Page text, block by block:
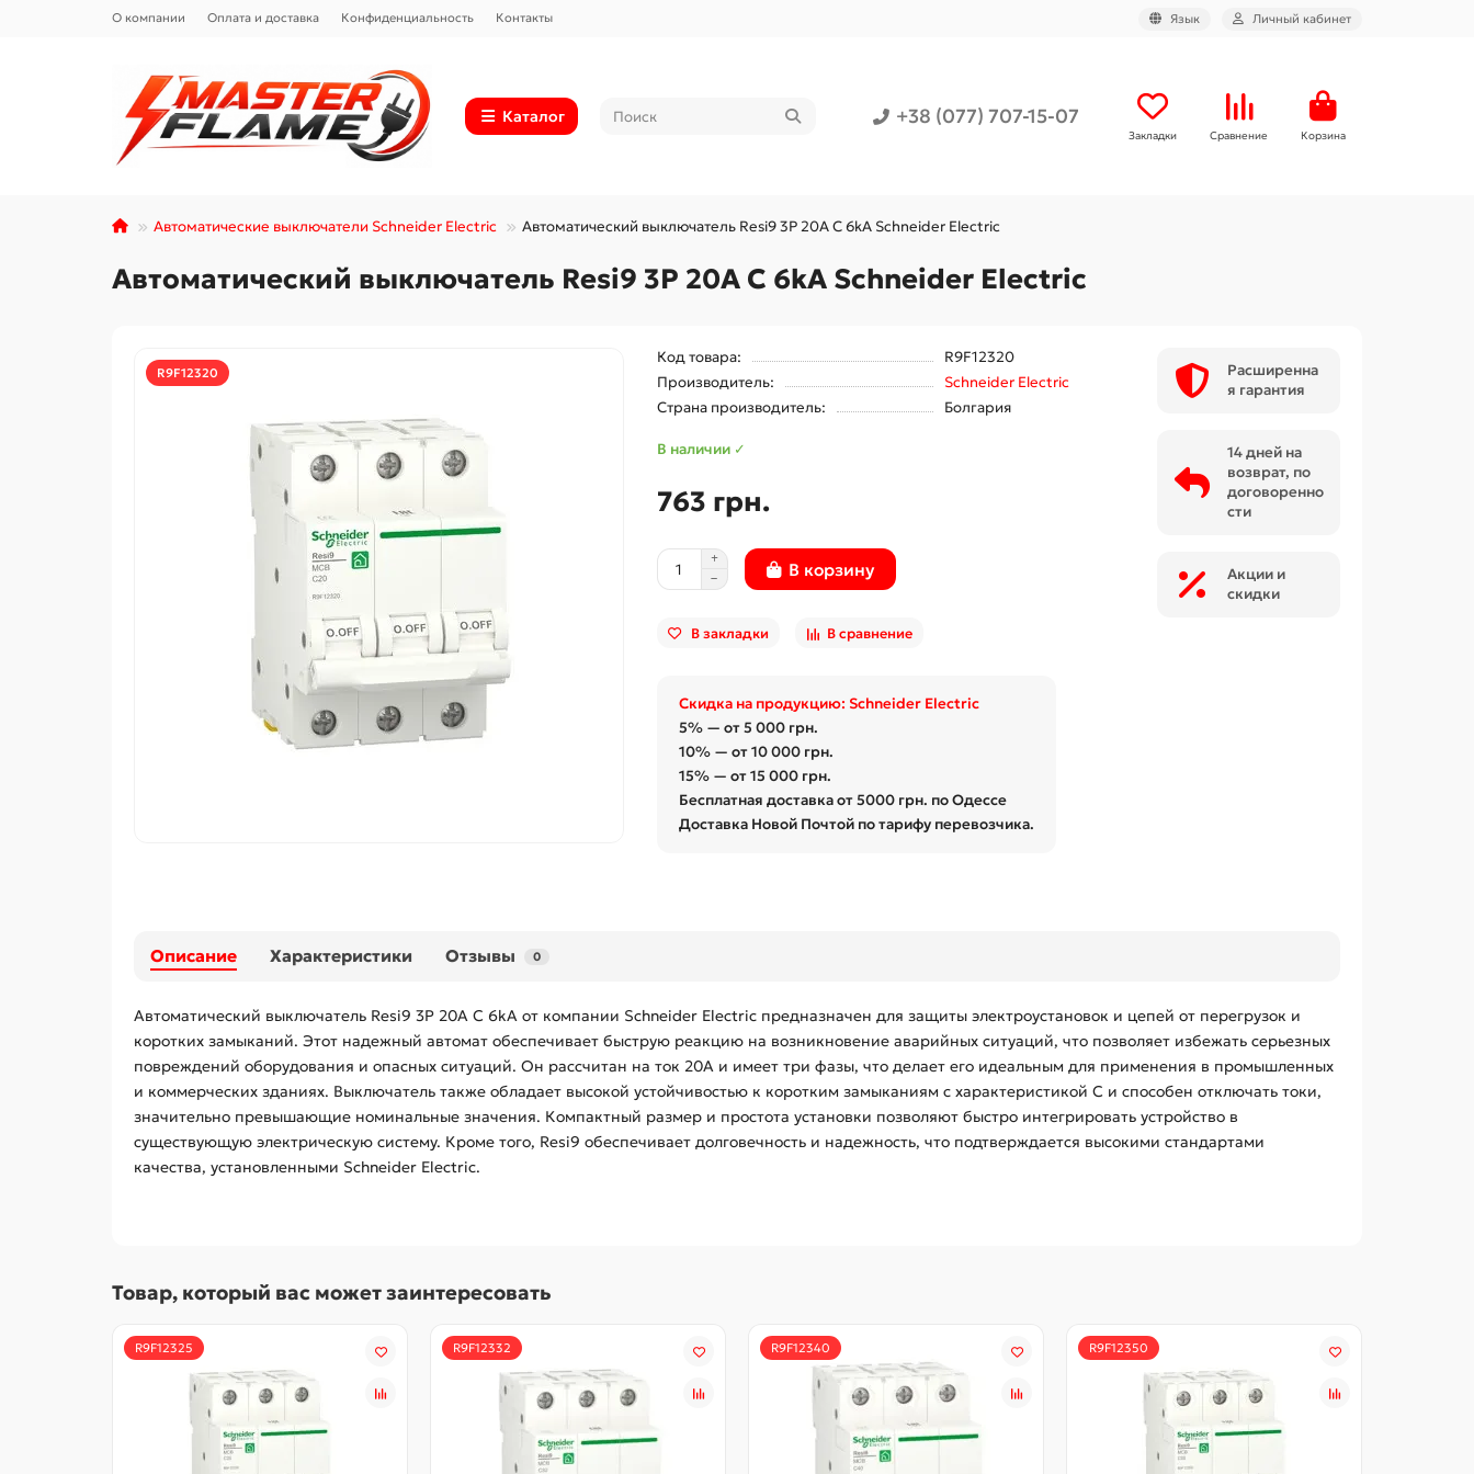
О компании Оплата и доставка Конфиденциальность Контакты Язык Личный кабинет
Каталог +38 (077) 707-15-07
Закладки Сравнение Корзина
Автоматические выключатели Schneider Electric Автоматический выключатель Resi9 3P 20A C 6kA Schneider Electric
Автоматический выключатель Resi9 3P 20A C 6kA Schneider Electric
R9F12320
Код товара:
R9F12320
Производитель:
Schneider Electric
Страна производитель:
Болгария
В наличии ✓
763 грн.
В корзину
В закладки В сравнение
Скидка на продукцию: Schneider Electric
5% — от 5 000 грн.
10% — от 10 000 грн.
15% — от 15 000 грн.
Бесплатная доставка от 5000 грн. по Одессе
Доставка Новой Почтой по тарифу перевозчика.
Расширенна
я гарантия
14 дней на
возврат, по
договоренно
сти
Акции и
скидки
Описание Характеристики Отзывы 0
Автоматический выключатель Resi9 3P 20A C 6kA от компании Schneider Electric предназначен для защиты электроустановок и цепей от перегрузок и
коротких замыканий. Этот надежный автомат обеспечивает быструю реакцию на возникновение аварийных ситуаций, что позволяет избежать серьезных
повреждений оборудования и опасных ситуаций. Он рассчитан на ток 20A и имеет три фазы, что делает его идеальным для применения в промышленных
и коммерческих зданиях. Выключатель также обладает высокой устойчивостью к коротким замыканиям с характеристикой C и способен отключать токи,
значительно превышающие номинальные значения. Компактный размер и простота установки позволяют быстро интегрировать устройство в
существующую электрическую систему. Кроме того, Resi9 обеспечивает долговечность и надежность, что подтверждается высокими стандартами
качества, установленными Schneider Electric.
Товар, который вас может заинтересовать
R9F12325 R9F12332 R9F12340 R9F12350